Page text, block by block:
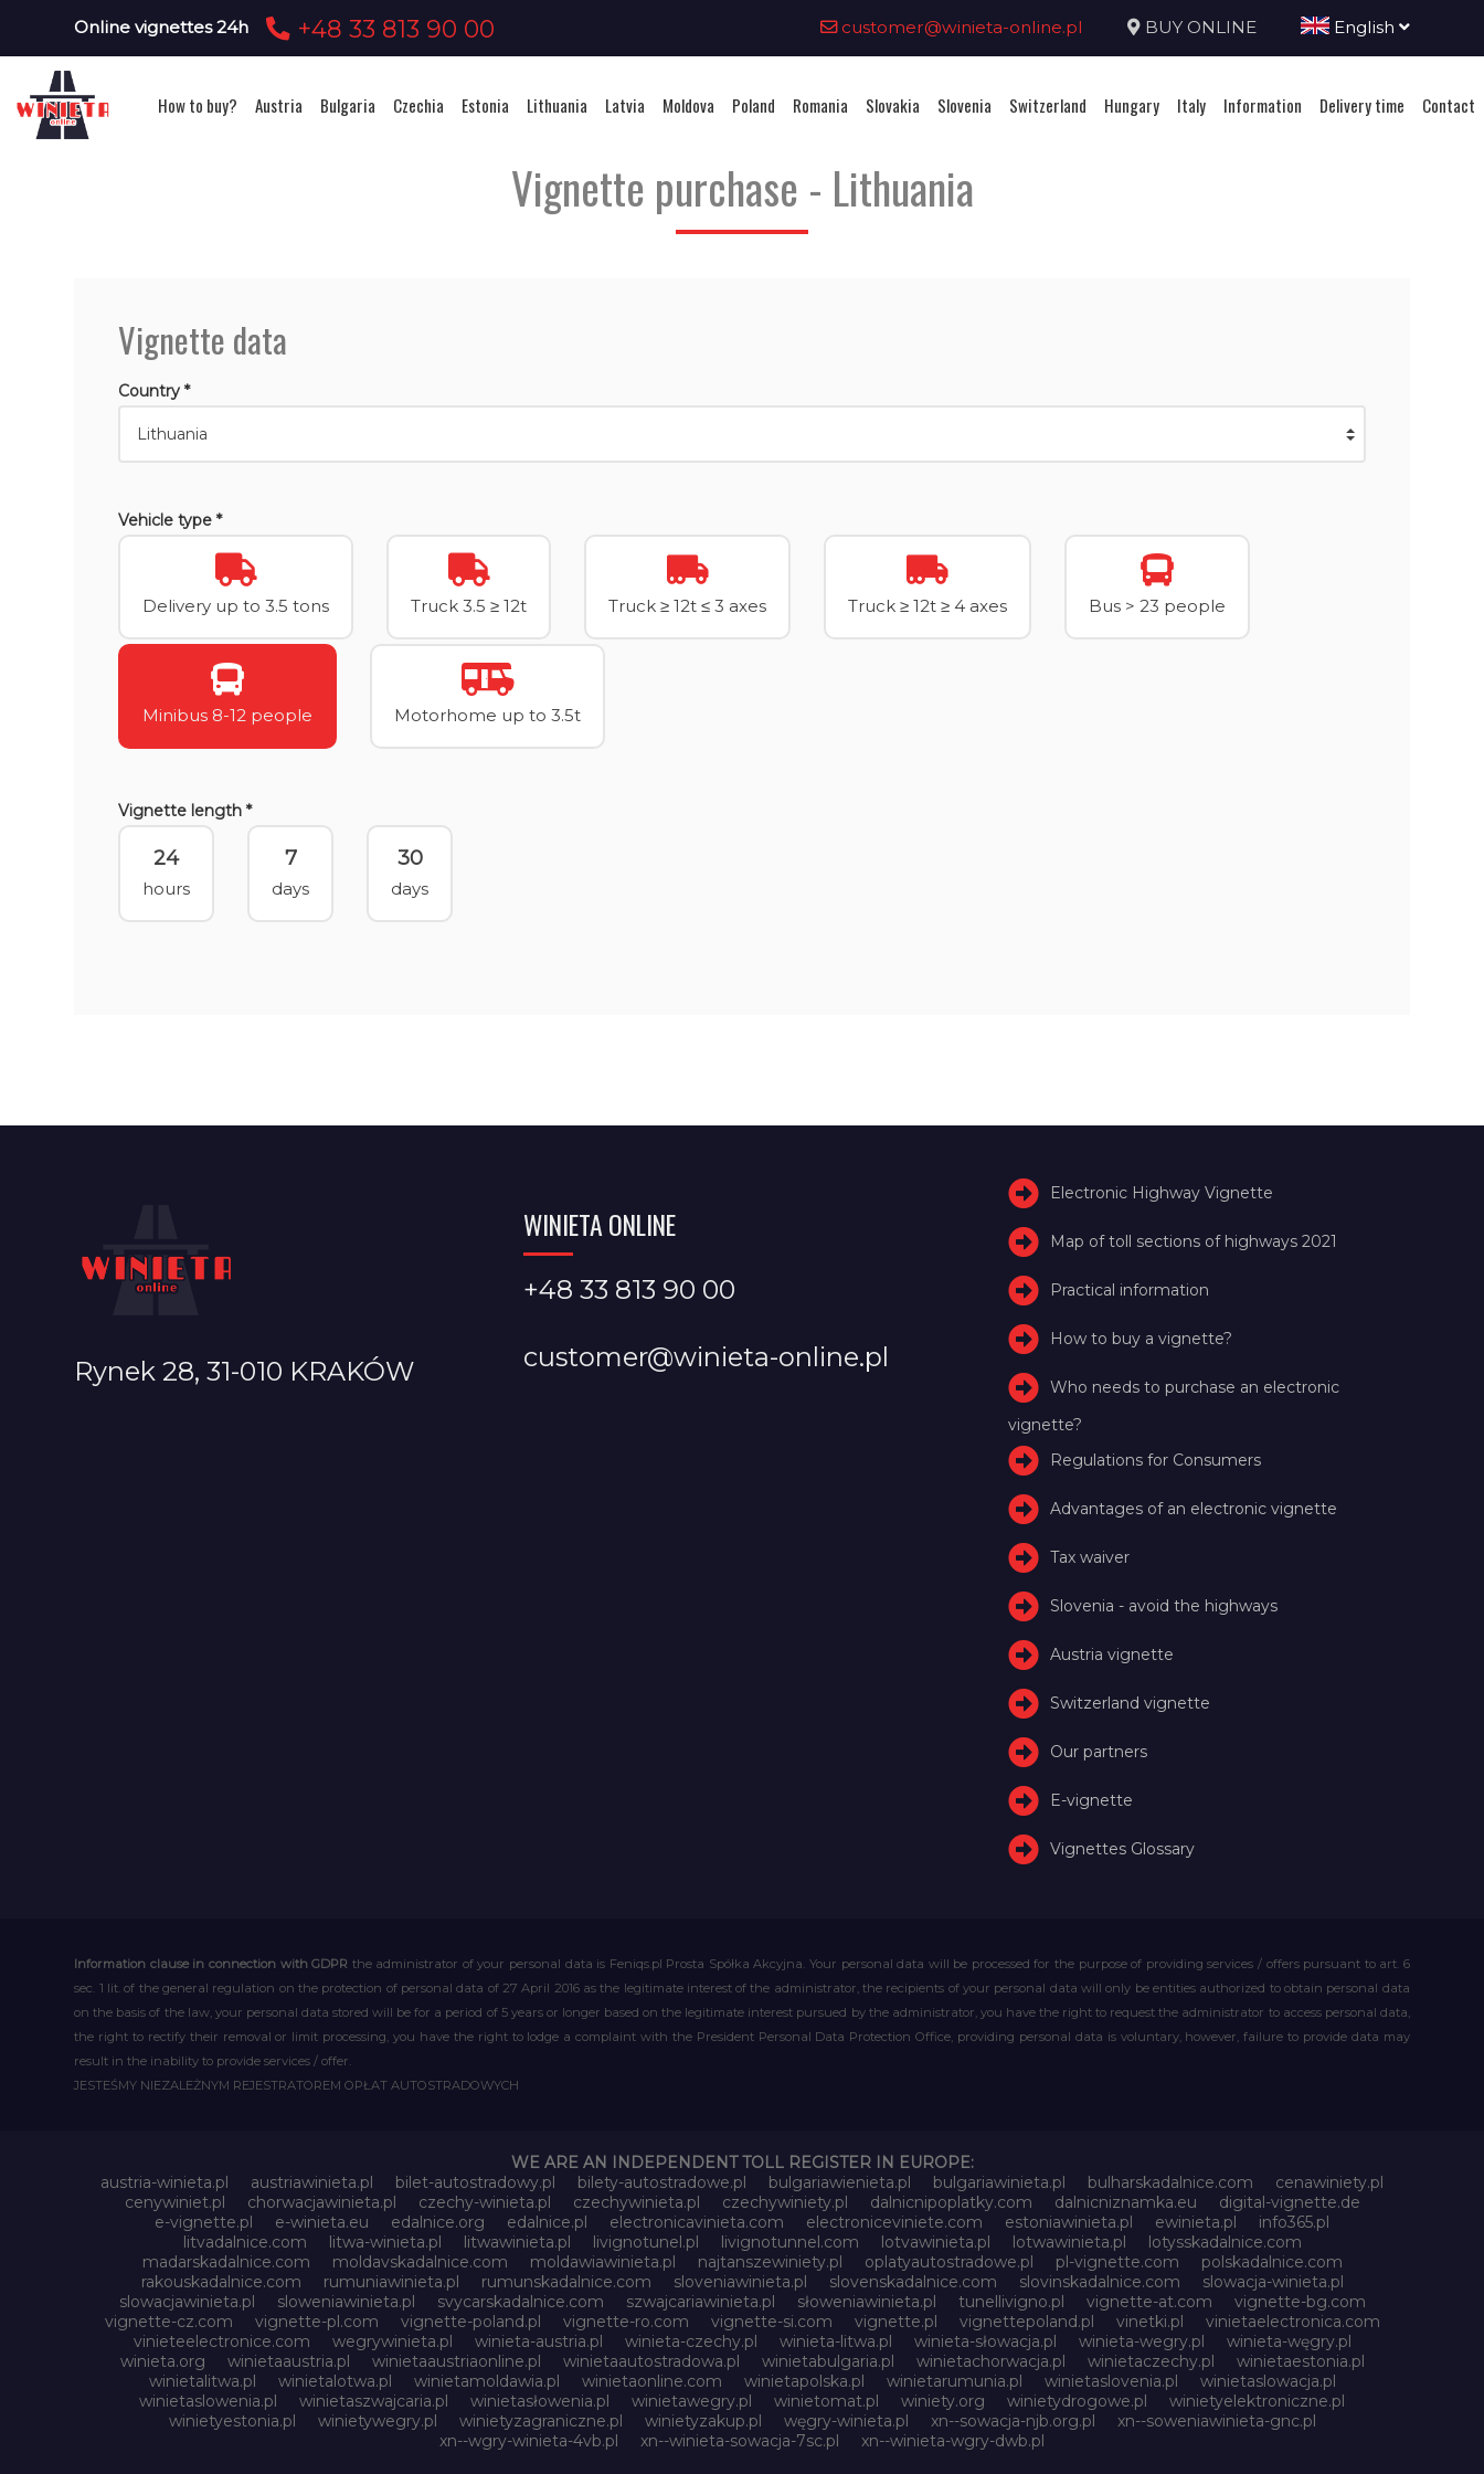
Online vignettes 24h +48 33 813 90 00 customer@winieta-online.pl BUY ONLINE English
How to buy? Austria Bulgaria Czechia Estonia Lithuania Latvia Moldova Poland Romania Slovakia Slovenia Switzerland Hungary Italy Information Delivery time Contact
Vignette purchase - Lithuania
Vignette data
Country *
Vehicle type *
Delivery up to 3.5 tons Truck 3.5 ≥ 12t Truck ≥ 12t ≤ 3 axes Truck ≥ 12t ≥ 4 axes Bus > 23 people
Minibus 8-12 people Motorhome up to 3.5t
Vignette length *
24
hours
7
days
30
days
Rynek 28, 31-010 KRAKÓW
WINIETA ONLINE
+48 33 813 90 00
customer@winieta-online.pl
Electronic Highway Vignette
Map of toll sections of highways 2021
Practical information
How to buy a vignette?
Who needs to purchase an electronic
vignette?
Regulations for Consumers
Advantages of an electronic vignette
Tax waiver
Slovenia - avoid the highways
Austria vignette
Switzerland vignette
Our partners
E-vignette
Vignettes Glossary
Information clause in connection with GDPR the administrator of your personal data is Feniqs.pl Prosta Spółka Akcyjna. Your personal data will be processed for the purpose of providing services / offers pursuant to art. 6
sec. 1 lit. of the general regulation on the protection of personal data of 27 April 2016 as the legitimate interest of the administrator, the recipients of your personal data will only be entities authorized to obtain personal data
on the basis of the law, your personal data stored will be for a period of 5 years or longer based on the legitimate interest pursued by the administrator, you have the right to request the administrator to access personal data,
the right to rectify their removal or limit processing, you have the right to lodge a complaint with the President Personal Data Protection Office, providing personal data is voluntary, however, failure to provide data may
result in the inability to provide services / offer.
JESTEŚMY NIEZALEŻNYM REJESTRATOREM OPŁAT AUTOSTRADOWYCH
WE ARE AN INDEPENDENT TOLL REGISTER IN EUROPE:
austria-winieta.pl
austriawinieta.pl bilet-autostradowy.pl bilety-autostradowe.pl bulgariawienieta.pl bulgariawinieta.pl bulharskadalnice.com
cenawiniety.pl
cenywiniet.pl
chorwacjawinieta.pl czechy-winieta.pl czechywinieta.pl czechywiniety.pl dalnicnipoplatky.com dalnicniznamka.eu
digital-vignette.de
e-vignette.pl
e-winieta.eu edalnice.org edalnice.pl electronicavinieta.com electroniceviniete.com estoniawinieta.pl ewinieta.pl
info365.pl
litvadalnice.com
litwa-winieta.pl litwawinieta.pl livignotunel.pl livignotunnel.com lotvawinieta.pl lotwawinieta.pl
lotysskadalnice.com
madarskadalnice.com
moldavskadalnice.com moldawiawinieta.pl najtanszewiniety.pl oplatyautostradowe.pl pl-vignette.com
polskadalnice.com
rakouskadalnice.com
rumuniawinieta.pl rumunskadalnice.com sloveniawinieta.pl slovenskadalnice.com slovinskadalnice.com
slowacja-winieta.pl
slowacjawinieta.pl
sloweniawinieta.pl svycarskadalnice.com szwajcariawinieta.pl słoweniawinieta.pl tunellivigno.pl vignette-at.com
vignette-bg.com
vignette-cz.com
vignette-pl.com vignette-poland.pl vignette-ro.com vignette-si.com vignette.pl vignettepoland.pl vinetki.pl
vinietaelectronica.com
vinieteelectronice.com
wegrywinieta.pl winieta-austria.pl winieta-czechy.pl winieta-litwa.pl winieta-słowacja.pl winieta-wegry.pl
winieta-węgry.pl
winieta.org
winietaaustria.pl winietaaustriaonline.pl winietaautostradowa.pl winietabulgaria.pl winietachorwacja.pl winietaczechy.pl
winietaestonia.pl
winietalitwa.pl
winietalotwa.pl winietamoldawia.pl winietaonline.com winietapolska.pl winietarumunia.pl winietaslovenia.pl
winietaslowacja.pl
winietaslowenia.pl
winietaszwajcaria.pl winietasłowenia.pl winietawegry.pl winietomat.pl winiety.org winietydrogowe.pl
winietyelektroniczne.pl
winietyestonia.pl
winietywegry.pl winietyzagraniczne.pl winietyzakup.pl węgry-winieta.pl xn--sowacja-njb.org.pl
xn--soweniawinieta-gnc.pl
xn--wgry-winieta-4vb.pl
xn--winieta-sowacja-7sc.pl xn--winieta-wgry-dwb.pl